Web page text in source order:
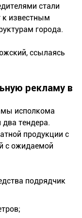
стали
к известным
города.
ссылаясь
рекламу в
исполкома
два тендера.
продукции с
с ожидаемой
подрядчик